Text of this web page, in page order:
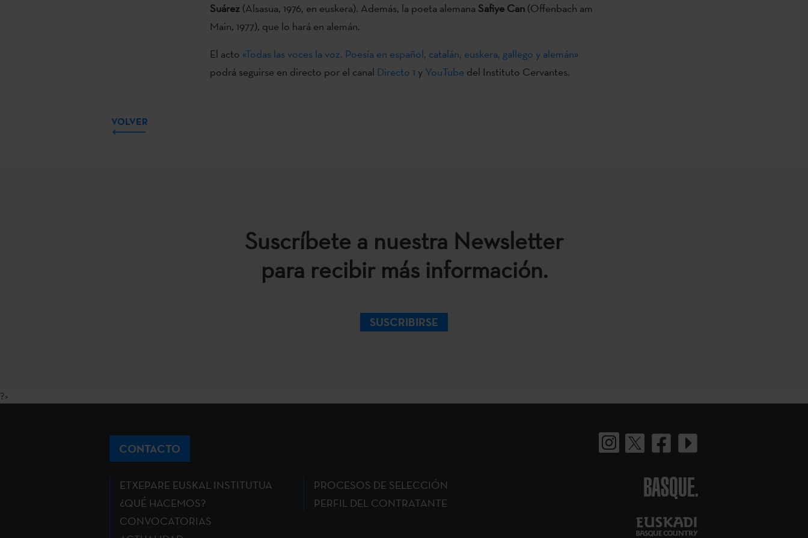
Suárez(Alsasua, 1976, en euskera). Además, la poeta alemana Safiye Can (Offenbach am
Main, 1977), que lo hará en alemán.
El acto «Todas las voces la voz. Poesía en español, catalán, euskera, gallego y alemán»
podrá seguirse en directo por el canal Directo 1 y YouTubedel Instituto Cervantes.
VOLVER
Suscríbete a nuestra Newsletter
para recibir más información.
SUSCRIBIRSE
?>
CONTACTO
ETXEPARE EUSKAL INSTITUTUA
¿QUÉ HACEMOS?
CONVOCATORIAS
PROCESOS DE SELECCIÓN
PERFIL DEL CONTRATANTE
BASQUE.